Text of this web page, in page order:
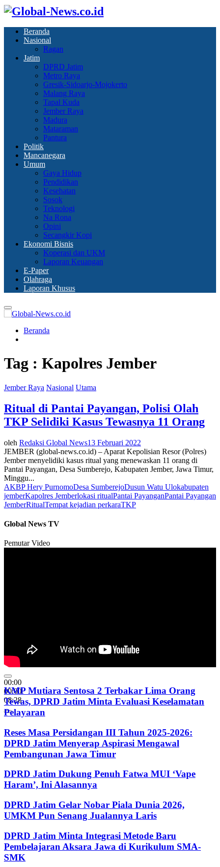
Beranda
Nasional
Ragan
Jatim
DPRD Jatim
Metro Raya
Gresik-Sidoarjo-Mojokerto
Malang Raya
Tapal Kuda
Jember Raya
Madura
Mataraman
Pantura
Politik
Mancanegara
Umum
Gaya Hidup
Pendidikan
Kesehatan
Sosok
Teknologi
Na Rona
Opini
Secangkir Kopi
Ekonomi Bisnis
Koperasi dan UKM
Laporan Keuangan
E-Paper
Olahraga
Laporan Khusus
Primary
Menu
Beranda
Tag : Kapolres Jember
Jember Raya Nasional Utama
Ritual di Pantai Payangan, Polisi Olah
TKP Selidiki Kasus Tewasnya 11 Orang
oleh Redaksi Global News13 Februari 2022
JEMBER (global-news.co.id) – Aparat Kepolisian Resor (Polres)
Jember menyelidiki kasus ritual yang menewaskan 11 orang di
Pantai Payangan, Desa Sumberejo, Kabupaten Jember, Jawa Timur,
Minggu...
AKBP Hery PurnomoDesa SumberejoDusun Watu Ulokabupaten
jemberKapolres Jemberlokasi ritualPantai PayanganPantai Payangan
JemberRitualTempat kejadian perkaraTKP
Global News TV
Pemutar Video
00:00
00:00
08:28
KMP Mutiara Sentosa 2 Terbakar Lima Orang
Tewas, DPRD Jatim Minta Evaluasi Keselamatan
Pelayaran
Reses Masa Persidangan III Tahun 2025-2026:
DPRD Jatim Menyerap Aspirasi Mengawal
Pembangunan Jawa Timur
DPRD Jatim Dukung Penuh Fatwa MUI ‘Vape
Haram’, Ini Alasannya
DPRD Jatim Gelar Nobar Piala Dunia 2026,
UMKM Pun Senang Jualannya Laris
DPRD Jatim Minta Integrasi Metode Baru
Pembelajaran Aksara Jawa di Kurikulum SMA-
SMK